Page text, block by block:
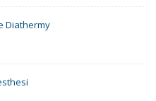
Diathermy